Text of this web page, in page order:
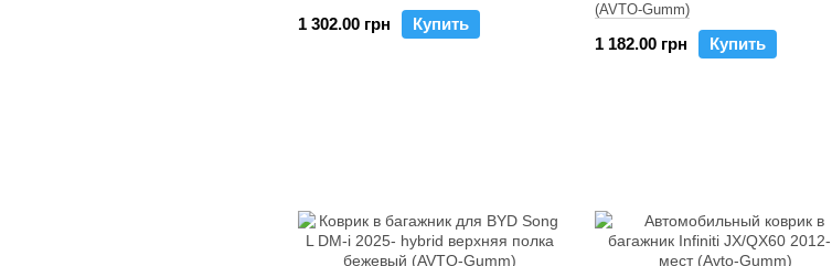
1 302.00 грн Купить
(AVTO-Gumm)
1 182.00 грн Купить